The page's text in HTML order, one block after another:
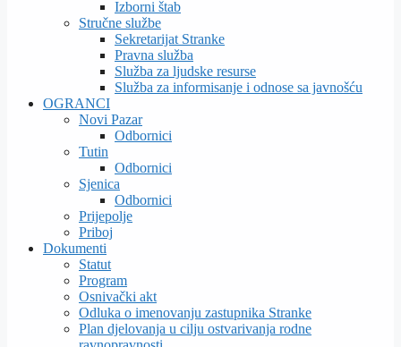
Izborni štab
Stručne službe
Sekretarijat Stranke
Pravna služba
Služba za ljudske resurse
Služba za informisanje i odnose sa javnošću
OGRANCI
Novi Pazar
Odbornici
Tutin
Odbornici
Sjenica
Odbornici
Prijepolje
Priboj
Dokumenti
Statut
Program
Osnivački akt
Odluka o imenovanju zastupnika Stranke
Plan djelovanja u cilju ostvarivanja rodne